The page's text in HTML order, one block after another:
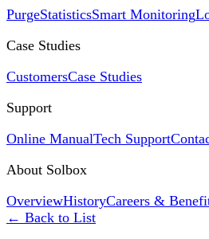
PurgeStatisticsSmart Monitoring
Case Studies
CustomersCase Studies
Support
Online ManualTech Support
About Solbox
OverviewHistoryCareers &
← Back to List